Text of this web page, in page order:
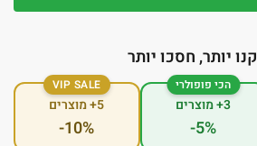
קנו יותר, חסכו יותר
הכי פופולרי
3+ מוצרים
-5%
VIP SALE
5+ מוצרים
-10%